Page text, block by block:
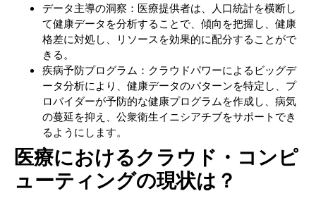
データ主導の洞察：医療提供者は、人口統計を横断し
て健康データを分析することで、傾向を把握し、健康
格差に対処し、リソースを効果的に配分することがで
きる。
疾病予防プログラム：クラウドパワーによるビッグデ
ータ分析により、健康データのパターンを特定し、プ
ロバイダーが予防的な健康プログラムを作成し、病気
の蔓延を抑え、公衆衛生イニシアチブをサポートでき
るようにします。
医療におけるクラウド・コンピ
ューティングの現状は？